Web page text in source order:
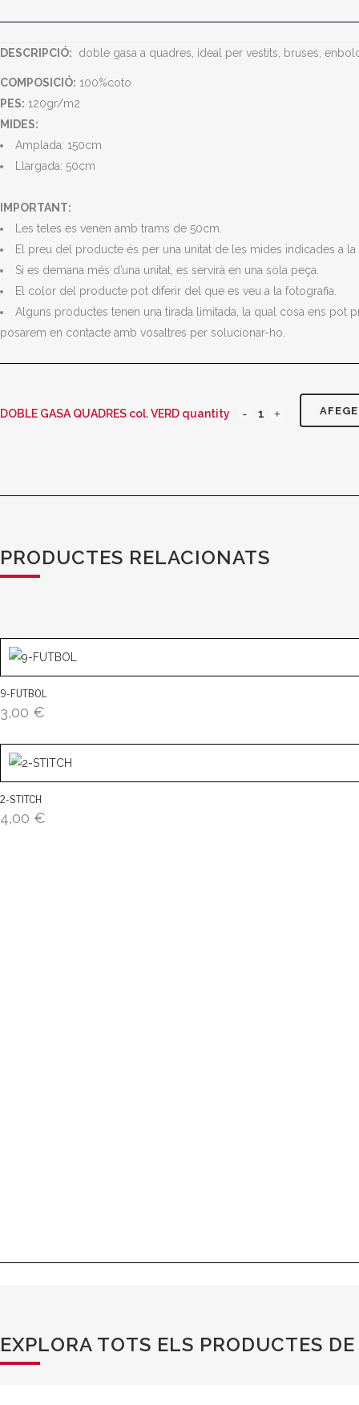
DESCRIPCIÓ: doble gasa a quadres, ideal per vestits, bruses,
COMPOSICIÓ: 100%coto
PES: 120gr/m2
MIDES:
Amplada: 150cm
Llargada: 50cm
IMPORTANT:
Les teles es venen amb trams de 50cm.
El preu del producte és per una unitat de les mides indicades a la
Si es demana més d’una unitat, es servirà en una sola peça.
El color del producte pot diferir del que es veu a la fotografia.
Alguns productes tenen una tirada limitada, la qual cosa ens pot
posarem en contacte amb vosaltres per solucionar-ho.
DOBLE GASA QUADRES col. VERD quantity
PRODUCTES RELACIONATS
9-FUTBOL
3,00 €
2-STITCH
4,00 €
EXPLORA TOTS ELS PRODUCTES